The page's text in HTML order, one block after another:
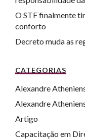
O STF finalmente
conforto
Decreto muda as
CATEGORIAS
Alexandre
Alexandre
Artigo
Capacitação em